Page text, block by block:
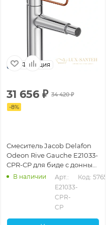
Франция
31 656 ₽ 34 420₽
-8%
Смеситель Jacob Delafon
Odeon Rive Gauche E21033-
CPR-CP для биде с донным
клапаном, хром/медь
В наличии
Арт.:
E21033-
CPR-
CP
Код: 57651